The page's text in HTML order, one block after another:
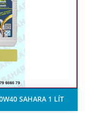
SAHARA 1 LÍT